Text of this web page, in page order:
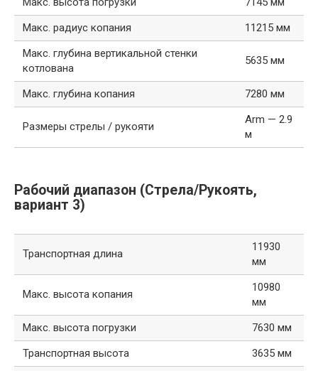
Макс. радиус копания
11215 мм
Макс. глубина вертикальной стенки
котлована
5635 мм
Макс. глубина копания 7280 мм
Размеры стрелы / рукояти
Arm — 2.9
м
Рабочий диапазон (Стрела/Рукоять,
вариант 3)
Транспортная длина
11930
мм
Макс. высота копания
10980
мм
Макс. высота погрузки
7630 мм
Транспортная высота
3635 мм